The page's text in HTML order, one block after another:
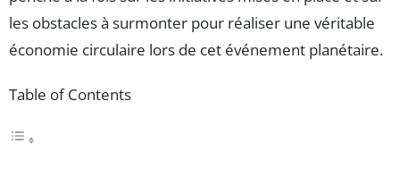
les obstacles à surmonter pour réaliser une véritable
économie circulaire lors de cet événement planétaire.
Table of Contents